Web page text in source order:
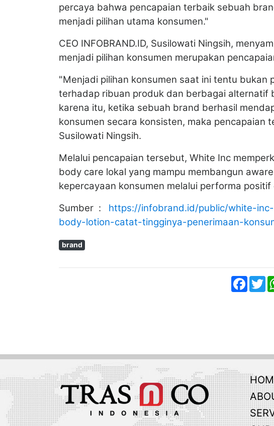
percaya bahwa pencapaian terbaik sebuah
menjadi pilihan utama konsumen."
CEO INFOBRAND.ID, Susilowati Ningsih,
menjadi pilihan konsumen merupakan
"Menjadi pilihan konsumen saat ini tentu bukan
terhadap ribuan produk dan berbagai alternatif
karena itu, ketika sebuah brand berhasil
konsumen secara konsisten, maka
Susilowati Ningsih.
Melalui pencapaian tersebut, White Inc
body care lokal yang mampu membangun
kepercayaan konsumen melalui performa
Sumber : https://infobrand.id/public/white-
body-lotion-catat-tingginya-penerimaan-
brand